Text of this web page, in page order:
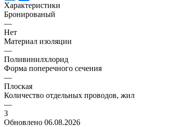
Характеристики
Бронированый
—
Нет
Материал изоляции
—
Поливинилхлорид
Форма поперечного сечения
—
Плоская
Количество отдельных проводов, жил
—
3
Обновлено 06.08.2026